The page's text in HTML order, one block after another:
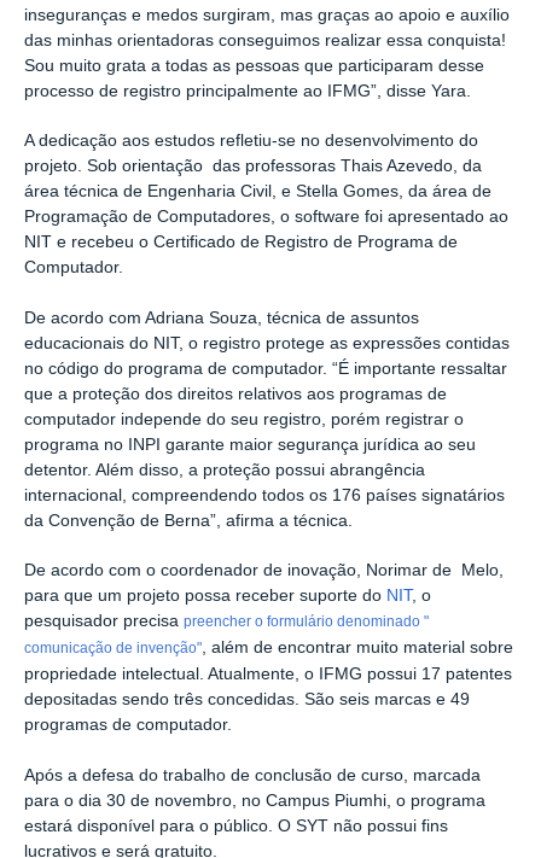
inseguranças e medos surgiram, mas graças ao apoio e auxílio
das minhas orientadoras conseguimos realizar essa conquista!
Sou muito grata a todas as pessoas que participaram desse
processo de registro principalmente ao IFMG”, disse Yara.
A dedicação aos estudos refletiu-se no desenvolvimento do
projeto. Sob orientação das professoras Thais Azevedo, da
área técnica de Engenharia Civil, e Stella Gomes, da área de
Programação de Computadores, o software foi apresentado ao
NIT e recebeu o Certificado de Registro de Programa de
Computador.
De acordo com Adriana Souza, técnica de assuntos
educacionais do NIT, o registro protege as expressões contidas
no código do programa de computador. “É importante ressaltar
que a proteção dos direitos relativos aos programas de
computador independe do seu registro, porém registrar o
programa no INPI garante maior segurança jurídica ao seu
detentor. Além disso, a proteção possui abrangência
internacional, compreendendo todos os 176 países signatários
da Convenção de Berna”, afirma a técnica.
De acordo com o coordenador de inovação, Norimar de Melo,
para que um projeto possa receber suporte do NIT, o
pesquisador precisa preencher o formulário denominado "
comunicação de invenção", além de encontrar muito material sobre
propriedade intelectual. Atualmente, o IFMG possui 17 patentes
depositadas sendo três concedidas. São seis marcas e 49
programas de computador.
Após a defesa do trabalho de conclusão de curso, marcada
para o dia 30 de novembro, no Campus Piumhi, o programa
estará disponível para o público. O SYT não possui fins
lucrativos e será gratuito.